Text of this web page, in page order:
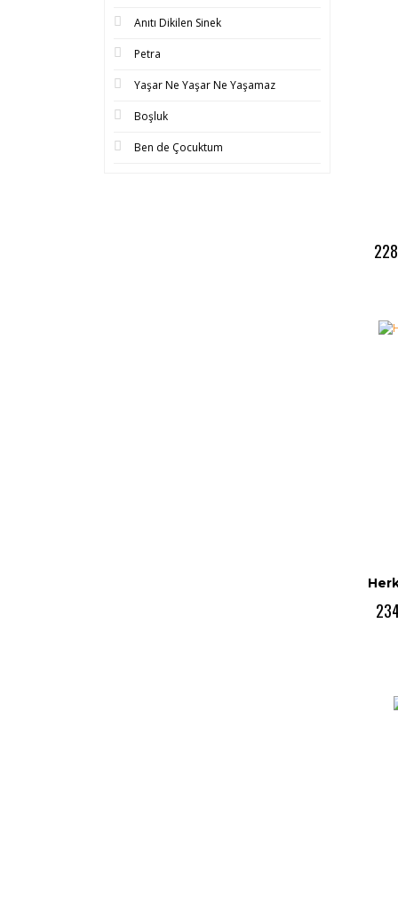
Anıtı Dikilen Sinek
Petra
Yaşar Ne Yaşar Ne Yaşamaz
Boşluk
Ben de Çocuktum